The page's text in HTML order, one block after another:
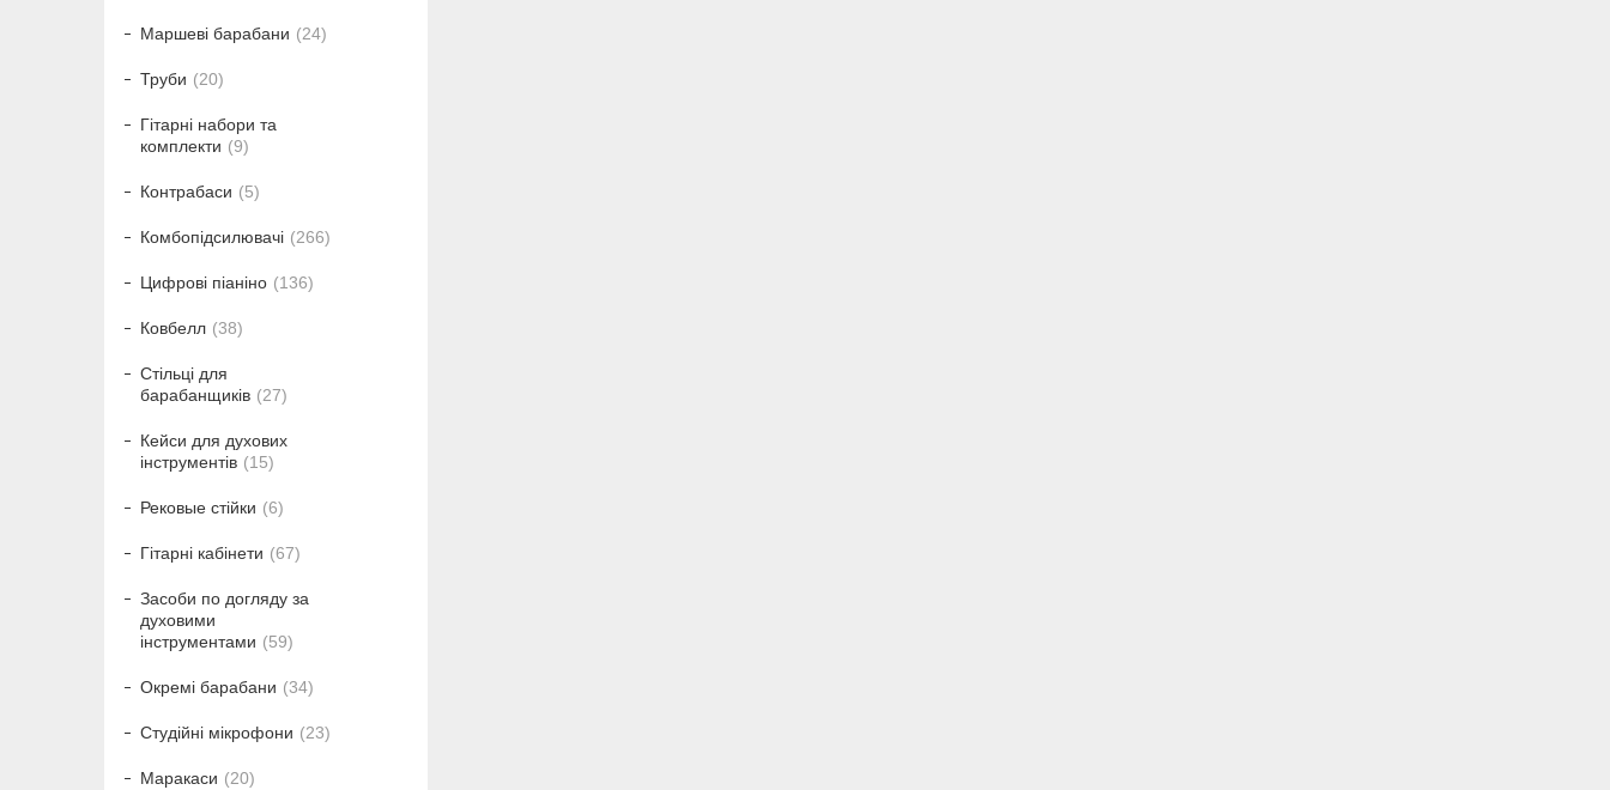
Маршеві барабани 24
Труби 20
Гітарні набори та
комплекти
9
Контрабаси 5
Комбопідсилювачі 266
Цифрові піаніно 136
Ковбелл 38
Стільці для
барабанщиків
27
Кейси для духових
інструментів
15
Рековые стійки 6
Гітарні кабінети 67
Засоби по догляду за
духовими
інструментами
59
Окремі барабани 34
Студійні мікрофони 23
Маракаси 20